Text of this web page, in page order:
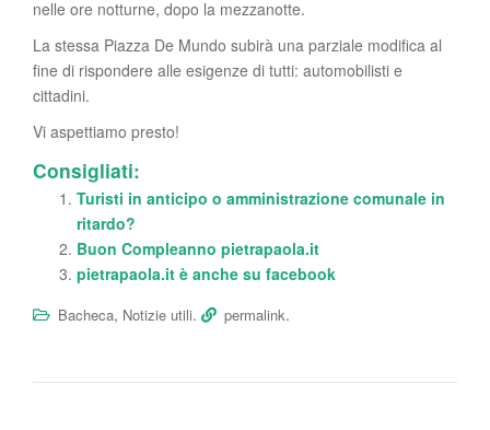
nelle ore notturne, dopo la mezzanotte.
La stessa Piazza De Mundo subirà una parziale modifica al
fine di rispondere alle esigenze di tutti: automobilisti e
cittadini.
Vi aspettiamo presto!
Consigliati:
Turisti in anticipo o amministrazione comunale in
ritardo?
Buon Compleanno pietrapaola.it
pietrapaola.it è anche su facebook
Bacheca, Notizie utili. permalink.